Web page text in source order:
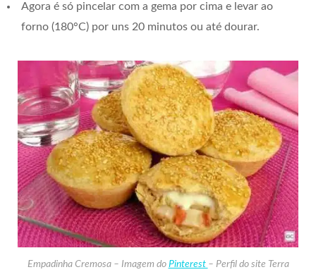
Agora é só pincelar com a gema por cima e levar ao
forno (180°C) por uns 20 minutos ou até dourar.
Empadinha Cremosa – Imagem do Pinterest – Perfil do site Terra